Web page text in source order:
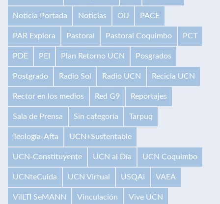
Noticia Portada Noticias OIJ PACE
PAR Explora Pastoral Pastoral Coquimbo PCT
PDE PEI Plan Retorno UCN Posgrados
Postgrado Radio Sol Radio UCN Recicla UCN
Rector en los medios Red G9 Reportajes
Sala de Prensa Sin categoría Tarpuq
Teología-Afta UCN+Sustentable
UCN-Constituyente UCN al Día UCN Coquimbo
UCNteCuida UCN Virtual USQAI VAEA
VilLTI SeMANN Vinculación Vive UCN